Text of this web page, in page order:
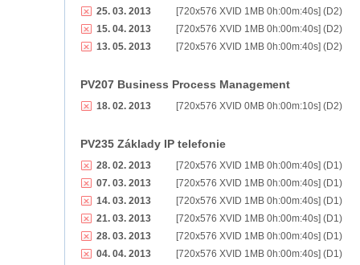
25. 03. 2013
[720x576 XVID 1MB 0h:00m:40s] (D2)
15. 04. 2013
[720x576 XVID 1MB 0h:00m:40s] (D2)
13. 05. 2013
[720x576 XVID 1MB 0h:00m:40s] (D2)
PV207 Business Process Management
18. 02. 2013 [720x576 XVID 0MB 0h:00m:10s] (D2)
PV235 Základy IP telefonie
28. 02. 2013
[720x576 XVID 1MB 0h:00m:40s] (D1)
07. 03. 2013
[720x576 XVID 1MB 0h:00m:40s] (D1)
14. 03. 2013
[720x576 XVID 1MB 0h:00m:40s] (D1)
21. 03. 2013
[720x576 XVID 1MB 0h:00m:40s] (D1)
28. 03. 2013
[720x576 XVID 1MB 0h:00m:40s] (D1)
04. 04. 2013
[720x576 XVID 1MB 0h:00m:40s] (D1)